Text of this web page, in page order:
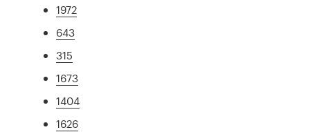
1972
643
315
1673
1404
1626